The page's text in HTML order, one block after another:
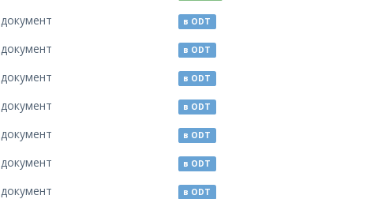
документ в ODT
документ в ODT
документ в ODT
документ в ODT
документ в ODT
документ в ODT
документ в ODT